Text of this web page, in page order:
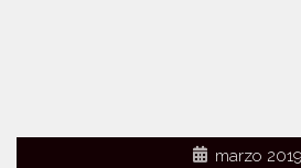
marzo 2019